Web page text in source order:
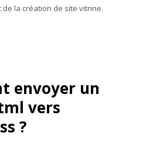
la création de site vitrine.
envoyer un
vers
?